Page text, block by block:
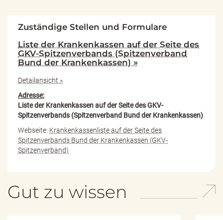
Zuständige Stellen und Formulare
Liste der Krankenkassen auf der Seite des
GKV-Spitzenverbands (Spitzenverband
Bund der Krankenkassen) »
Detailansicht »
Adresse:
Liste der Krankenkassen auf der Seite des GKV-
Spitzenverbands (Spitzenverband Bund der Krankenkassen)
Webseite: Krankenkassenliste auf der Seite des
Spitzenverbands Bund der Krankenkassen (GKV-
Spitzenverband)
Gut zu wissen